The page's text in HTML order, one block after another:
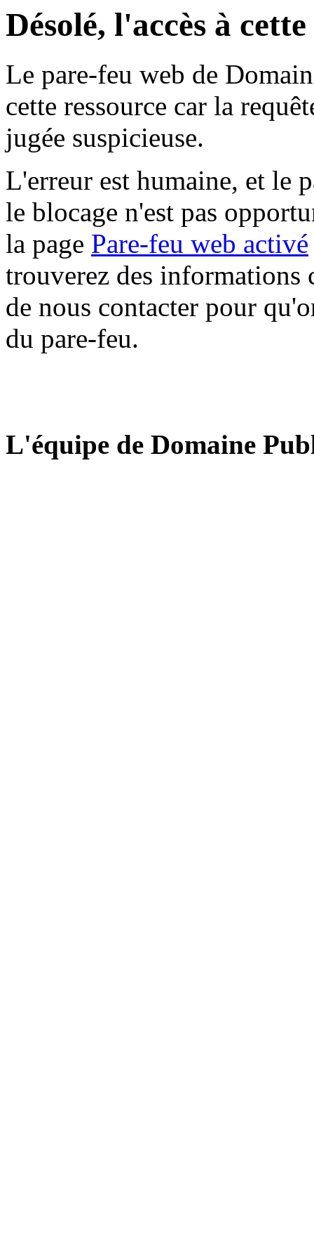
Désolé, l'accès à
Le pare-feu web de
cette ressource car la
jugée suspicieuse.
L'erreur est humaine, et le
le blocage n'est pas
la page Pare-feu web activé
trouverez des informations
de nous contacter pour
du pare-feu.
L'équipe de Domaine